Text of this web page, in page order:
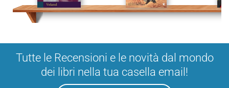
Tutte le Recensioni e le novità dal mondo
dei libri nella tua casella email!